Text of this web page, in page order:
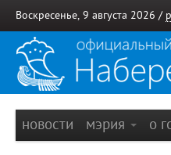
Воскресенье, 9 августа 2026 /
новости мэрия о